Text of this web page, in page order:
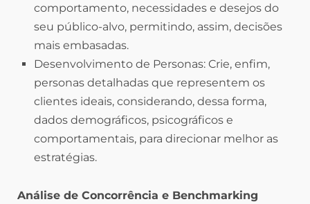
comportamento, necessidades e desejos do
seu público-alvo, permitindo, assim, decisões
mais embasadas.
Desenvolvimento de Personas: Crie, enfim,
personas detalhadas que representem os
clientes ideais, considerando, dessa forma,
dados demográficos, psicográficos e
comportamentais, para direcionar melhor as
estratégias.
Análise de Concorrência e Benchmarking